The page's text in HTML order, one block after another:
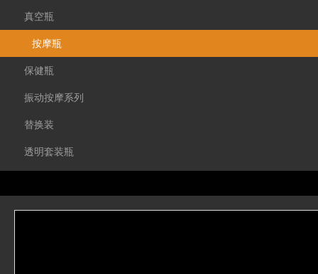
真空瓶
按摩瓶
保健瓶
振动按摩系列
替换装
透明套装瓶